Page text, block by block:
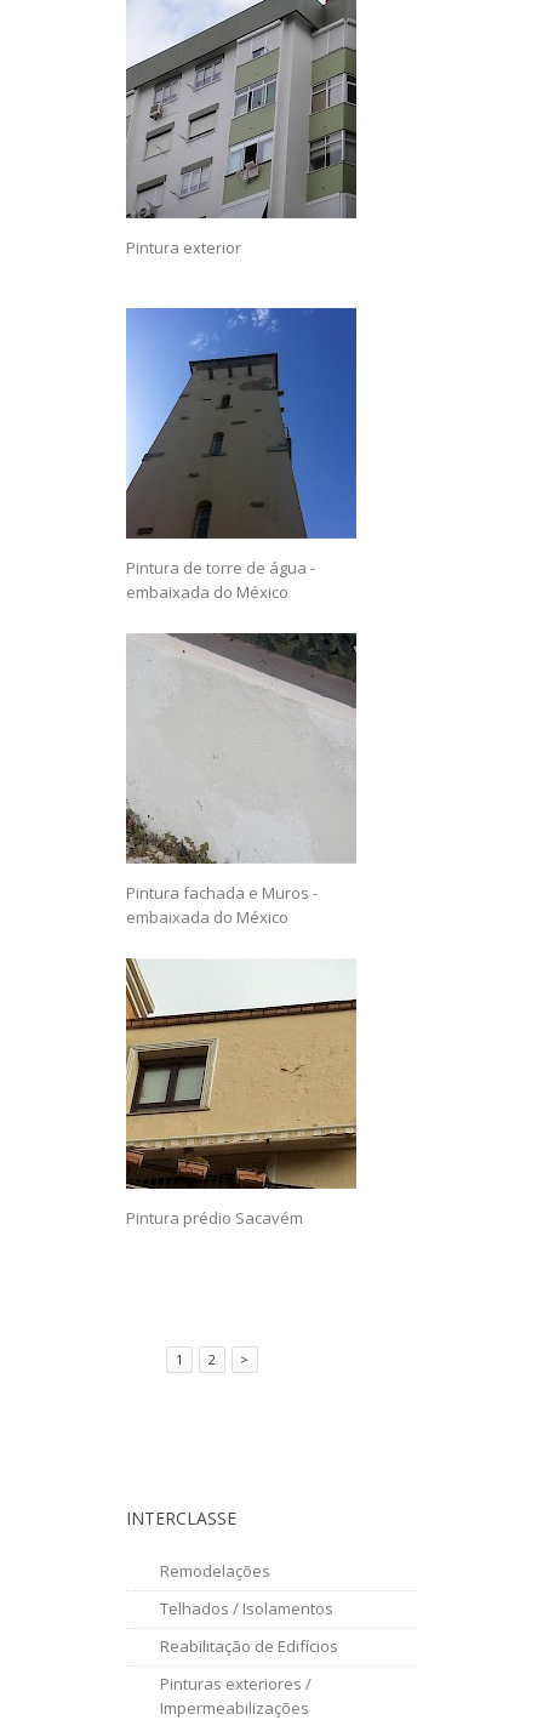
Pintura exterior
Pintura de torre de água -
embaixada do México
Pintura fachada e Muros -
embaixada do México
Pintura prédio Sacavém
1 2 >
INTERCLASSE
Remodelações
Telhados / Isolamentos
Reabilitação de Edifícios
Pinturas exteriores /
Impermeabilizações